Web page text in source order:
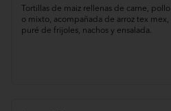
Tortillas de maiz rellenas de carne, pollo
o mixto, acompañada de arroz tex mex,
puré de frijoles, nachos y ensalada.